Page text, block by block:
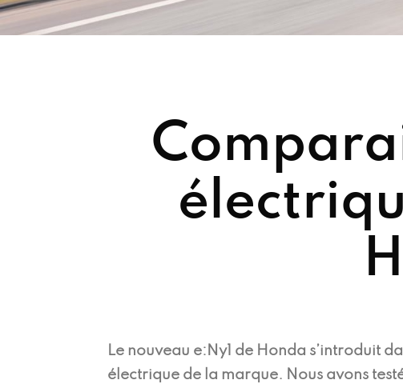
Le nouveau e:Ny1 de Honda s’introduit
électrique de la marque. Nous avons